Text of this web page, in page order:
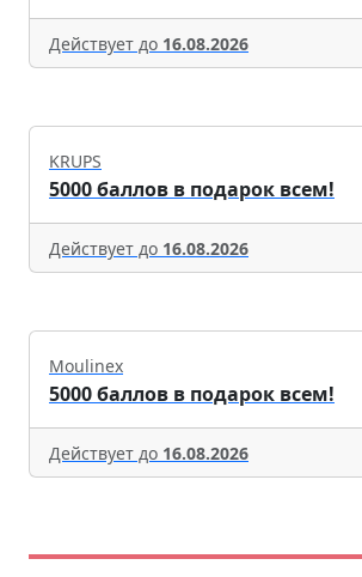
Действует до 16.08.2026
KRUPS
5000 баллов в подарок всем!
Действует до 16.08.2026
Moulinex
5000 баллов в подарок всем!
Действует до 16.08.2026